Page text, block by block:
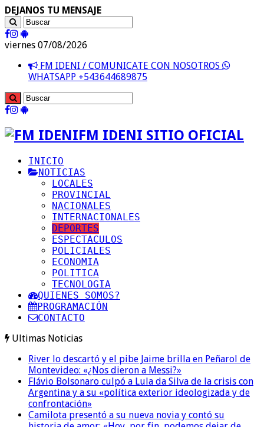
DEJANOS TU MENSAJE
viernes 07/08/2026
FM IDENI / COMUNICATE CON NOSOTROS
WHATSAPP +543644689875
FM IDENI SITIO OFICIAL
INICIO
NOTICIAS
LOCALES
PROVINCIAL
NACIONALES
INTERNACIONALES
DEPORTES
ESPECTACULOS
POLICIALES
ECONOMIA
POLITICA
TECNOLOGIA
QUIENES SOMOS?
PROGRAMACIÓN
CONTACTO
Ultimas Noticias
River lo descartó y el pibe Jaime brilla en Peñarol de
Montevideo: «¿Nos dieron a Messi?»
Flávio Bolsonaro culpó a Lula da Silva de la crisis con
Argentina y a su «política exterior ideologizada y de
confrontación»
Camilota presentó a su nueva novia y contó su